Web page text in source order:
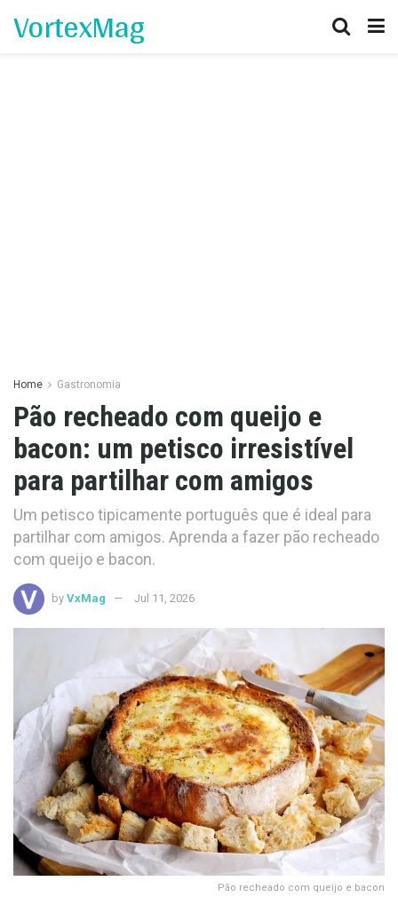
VortexMag
Home Gastronomia
Pão recheado com queijo e
bacon: um petisco irresistível
para partilhar com amigos
Um petisco tipicamente português que é ideal para
partilhar com amigos. Aprenda a fazer pão recheado
com queijo e bacon.
by VxMag Jul 11, 2026
Pão recheado com queijo e bacon